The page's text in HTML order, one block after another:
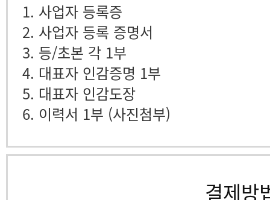
1. 사업자 등록증
2. 사업자 등록 증명서
3. 등/초본 각 1부
4. 대표자 인감증명 1부
5. 대표자 인감도장
6. 이력서 1부 (사진첨부)
결제방